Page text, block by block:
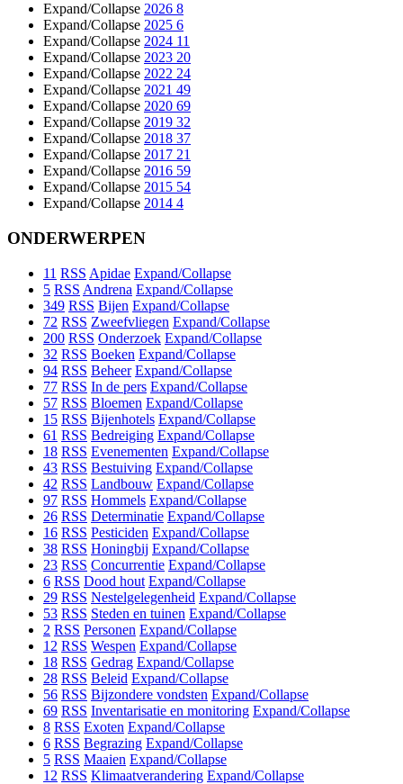
Expand/Collapse 2026 8
Expand/Collapse 2025 6
Expand/Collapse 2024 11
Expand/Collapse 2023 20
Expand/Collapse 2022 24
Expand/Collapse 2021 49
Expand/Collapse 2020 69
Expand/Collapse 2019 32
Expand/Collapse 2018 37
Expand/Collapse 2017 21
Expand/Collapse 2016 59
Expand/Collapse 2015 54
Expand/Collapse 2014 4
ONDERWERPEN
11 RSS Apidae Expand/Collapse
5 RSS Andrena Expand/Collapse
349 RSS Bijen Expand/Collapse
72 RSS Zweefvliegen Expand/Collapse
200 RSS Onderzoek Expand/Collapse
32 RSS Boeken Expand/Collapse
94 RSS Beheer Expand/Collapse
77 RSS In de pers Expand/Collapse
57 RSS Bloemen Expand/Collapse
15 RSS Bijenhotels Expand/Collapse
61 RSS Bedreiging Expand/Collapse
18 RSS Evenementen Expand/Collapse
43 RSS Bestuiving Expand/Collapse
42 RSS Landbouw Expand/Collapse
97 RSS Hommels Expand/Collapse
26 RSS Determinatie Expand/Collapse
16 RSS Pesticiden Expand/Collapse
38 RSS Honingbij Expand/Collapse
23 RSS Concurrentie Expand/Collapse
6 RSS Dood hout Expand/Collapse
29 RSS Nestelgelegenheid Expand/Collapse
53 RSS Steden en tuinen Expand/Collapse
2 RSS Personen Expand/Collapse
12 RSS Wespen Expand/Collapse
18 RSS Gedrag Expand/Collapse
28 RSS Beleid Expand/Collapse
56 RSS Bijzondere vondsten Expand/Collapse
69 RSS Inventarisatie en monitoring Expand/Collapse
8 RSS Exoten Expand/Collapse
6 RSS Begrazing Expand/Collapse
5 RSS Maaien Expand/Collapse
12 RSS Klimaatverandering Expand/Collapse